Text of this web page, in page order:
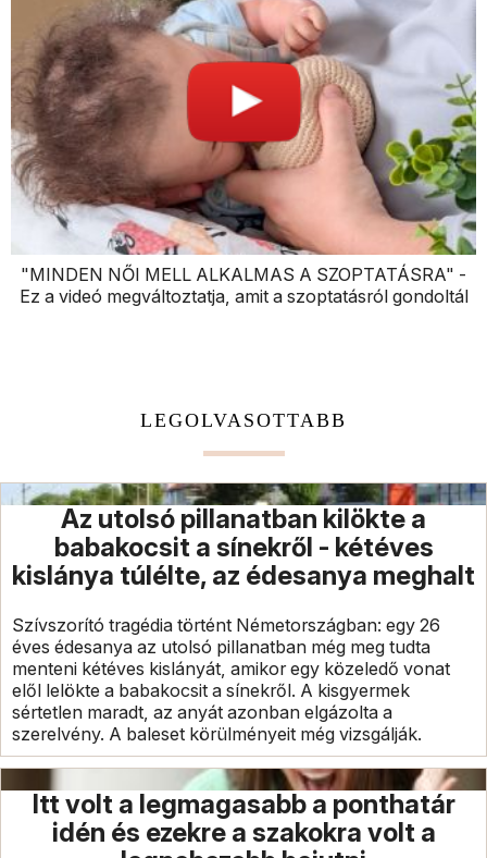
"MINDEN NŐI MELL ALKALMAS A SZOPTATÁSRA" -
Ez a videó megváltoztatja, amit a szoptatásról gondoltál
LEGOLVASOTTABB
Az utolsó pillanatban kilökte a
babakocsit a sínekről - kétéves
kislánya túlélte, az édesanya meghalt
Szívszorító tragédia történt Németországban: egy 26
éves édesanya az utolsó pillanatban még meg tudta
menteni kétéves kislányát, amikor egy közeledő vonat
elől lelökte a babakocsit a sínekről. A kisgyermek
sértetlen maradt, az anyát azonban elgázolta a
szerelvény. A baleset körülményeit még vizsgálják.
Itt volt a legmagasabb a ponthatár
idén és ezekre a szakokra volt a